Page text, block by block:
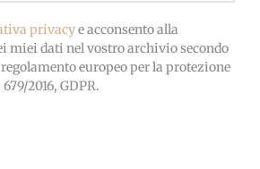
Prodotti correlati
interessarti
privacye acconsento alla
miei dati nel vostro archivio secondo
europeo per la protezione
2016, GDPR.